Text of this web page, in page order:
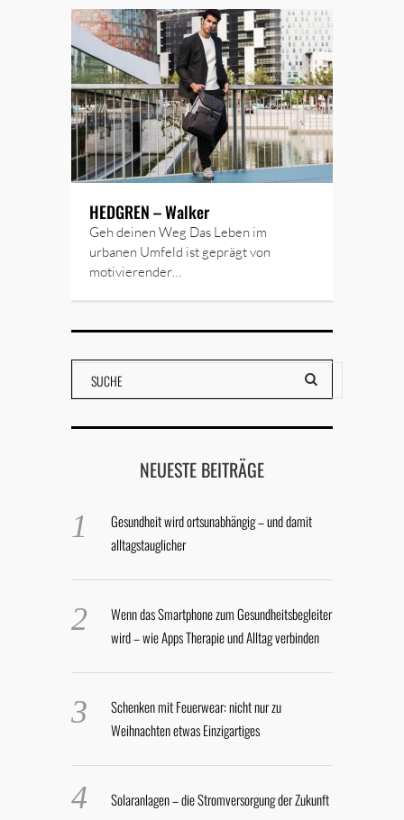
HEDGREN – Walker
Geh deinen Weg Das Leben im
urbanen Umfeld ist geprägt von
motivierender…
NEUESTE BEITRÄGE
Gesundheit wird ortsunabhängig – und damit
alltagstauglicher
Wenn das Smartphone zum Gesundheitsbegleiter
wird – wie Apps Therapie und Alltag verbinden
Schenken mit Feuerwear: nicht nur zu
Weihnachten etwas Einzigartiges
Solaranlagen – die Stromversorgung der Zukunft